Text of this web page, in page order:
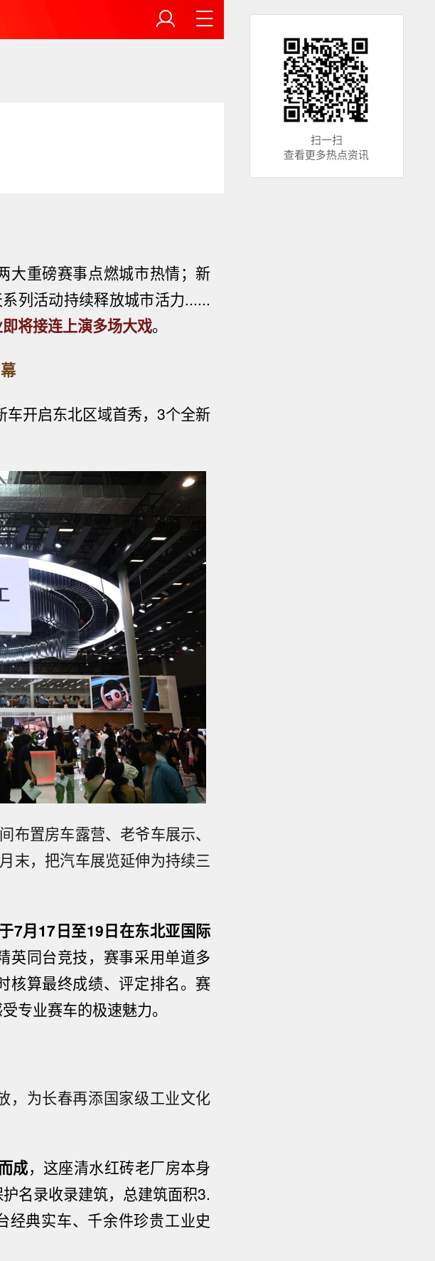
大重磅赛事点燃城市热情；新
列活动持续释放城市活力......
将接连上演多场大戏。
开启东北区域首秀，3个全新
布置房车露营、老爷车展示、
末，把汽车展览延伸为持续三
7月17日至19日在东北亚国际
英同台竞技，赛事采用单道多
核算最终成绩、评定排名。赛
专业赛车的极速魅力。
，为长春再添国家级工业文化
成，这座清水红砖老厂房本身
名录收录建筑，总建筑面积3.
经典实车、千余件珍贵工业史
扫一扫
查看更多热点资讯